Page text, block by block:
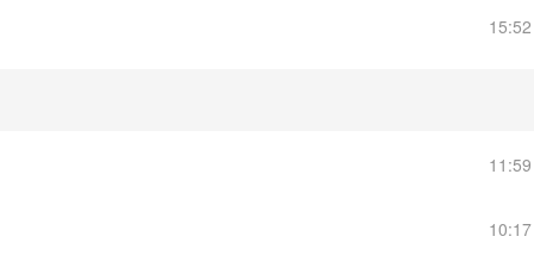
15:52
11:59
10:17